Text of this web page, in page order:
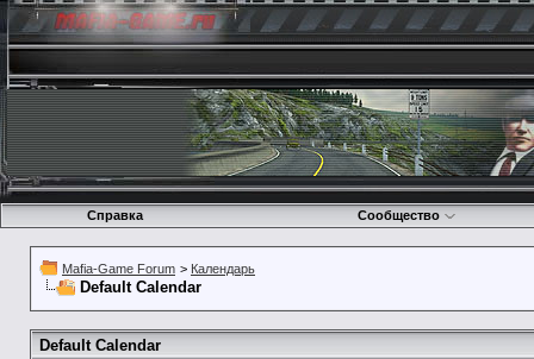
Справка Сообщество
Mafia-Game Forum > Календарь
Default Calendar
Default Calendar